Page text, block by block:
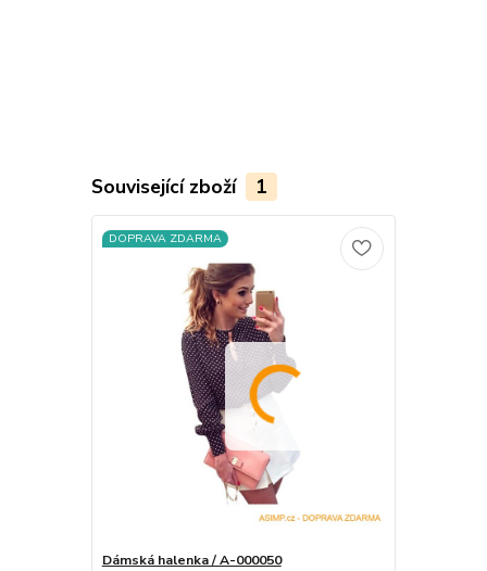
Související zboží 1
DOPRAVA ZDARMA
Dámská halenka / A-000050